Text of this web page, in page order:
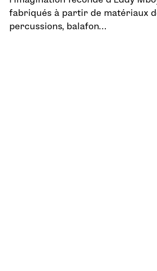
fabriqués à partir de matériaux
percussions, balafon…